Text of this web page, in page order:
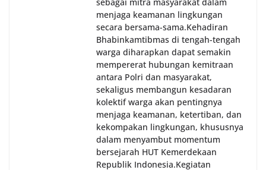
menjaga keamanan lingkungan
secara bersama-sama.‎‎Kehadiran
Bhabinkamtibmas di tengah-tengah
warga diharapkan dapat semakin
mempererat hubungan kemitraan
antara Polri dan masyarakat,
sekaligus membangun kesadaran
kolektif warga akan pentingnya
menjaga keamanan, ketertiban, dan
kekompakan lingkungan, khususnya
dalam menyambut momentum
bersejarah HUT Kemerdekaan
Republik Indonesia.‎Kegiatan